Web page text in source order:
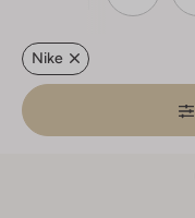
Nike